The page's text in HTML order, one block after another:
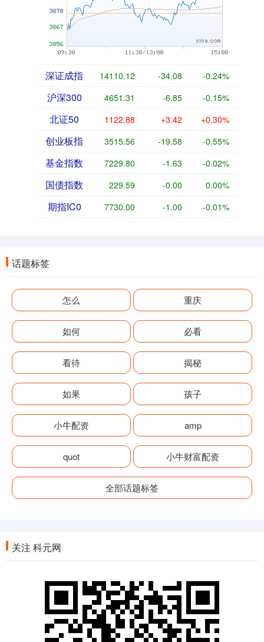
深证成指 14110.12 -34.08 -0.24%
沪深300 4651.31 -6.85 -0.15%
北证50 1122.88 +3.42 +0.30%
创业板指 3515.56 -19.58 -0.55%
基金指数 7229.80 -1.63 -0.02%
国债指数 229.59 -0.00 0.00%
期指IC0 7730.00 -1.00 -0.01%
话题标签
怎么 重庆
如何 必看
看待 揭秘
如果 孩子
小牛配资 amp
quot 小牛财富配资
全部话题标签
关注 科元网